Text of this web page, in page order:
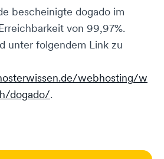
bescheinigte dogado im
von 99,97%.
unter folgendem Link zu
webhosting/w
dogado/.